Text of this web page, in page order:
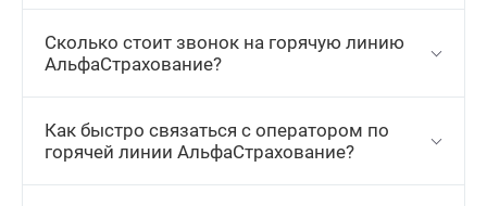
Сколько стоит звонок на горячую линию
АльфаСтрахование?
Как быстро связаться с оператором по
горячей линии АльфаСтрахование?